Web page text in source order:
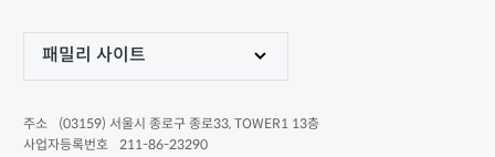
패밀리 사이트
주소
(03159) 서울시 종로구 종로33, TOWER1 13층
사업자등록번호
211-86-23290